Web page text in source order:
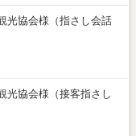
光協会様（指さし会話
光協会様（接客指さし